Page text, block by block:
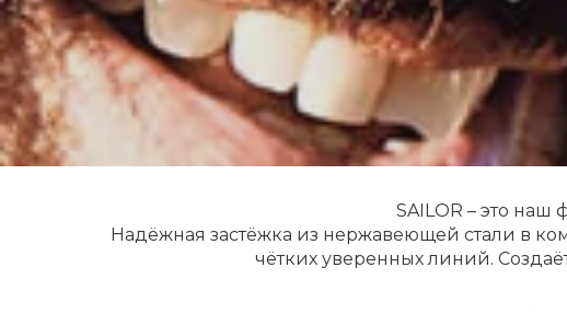
SAILOR – это
Надёжная застёжка из нержавеющей стали в
чётких уверенных линий.